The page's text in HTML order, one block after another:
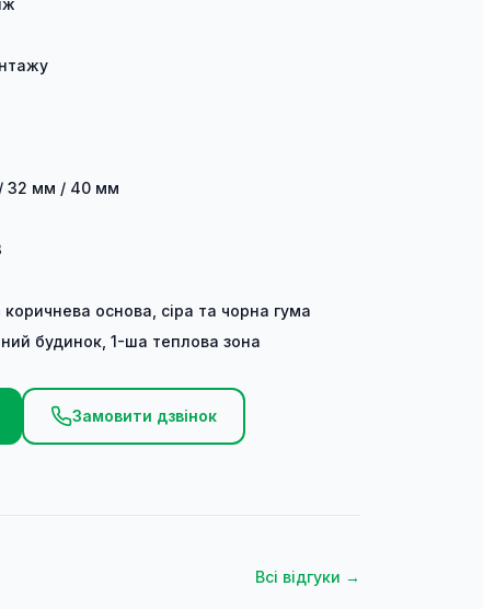
32 мм / 40 мм
коричнева основа, сіра та чорна гума
будинок, 1-ша теплова зона
Замовити дзвінок
Всі відгуки →